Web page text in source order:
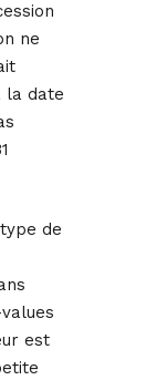
ne
la date
de
est